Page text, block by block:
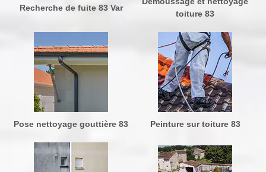
Recherche de fuite 83 Var
toiture 83
Pose nettoyage gouttière 83 Peinture sur toiture 83